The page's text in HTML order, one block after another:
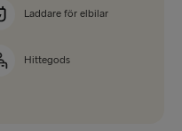
Laddare för elbilar
Hittegods